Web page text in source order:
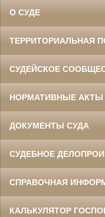
О СУДЕ
ТЕРРИТОРИАЛЬНАЯ
СУДЕЙСКОЕ
НОРМАТИВНЫЕ АКТЫ
ДОКУМЕНТЫ СУДА
СУДЕБНОЕ
СПРАВОЧНАЯ
КАЛЬКУЛЯТОР